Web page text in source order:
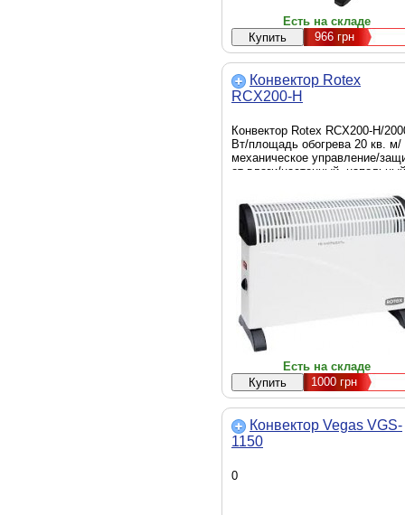
Есть на складе
966грн
Конвектор Rotex
RCX200-H
Конвектор Rotex RCX200-H/
Вт/площадь обогрева 20 кв. м/
механическое управление/
от влаги/настенный, напольный
Есть на складе
1000 грн
Конвектор Vegas VGS-
1150
0